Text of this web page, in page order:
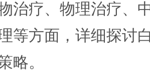
治疗、物理治疗、
等方面，详细探讨
略。